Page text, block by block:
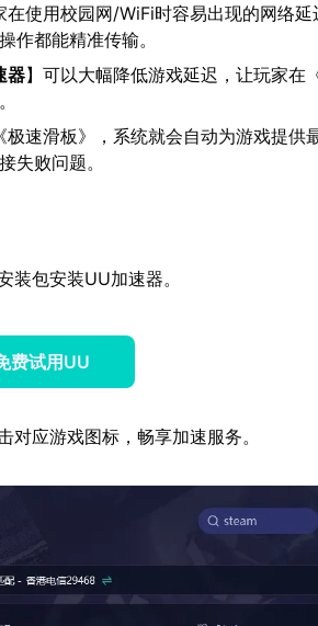
在使用校园网/WiFi时容易出现的网络延
作都能精准传输。
器】可以大幅降低游戏延迟，让玩家在
极速滑板》，系统就会自动为游戏提供
失败问题。
装包安装UU加速器。
费试用UU
应游戏图标，畅享加速服务。